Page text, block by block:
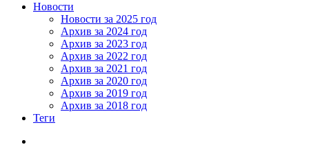
Новости
Новости за 2025 год
Архив за 2024 год
Архив за 2023 год
Архив за 2022 год
Архив за 2021 год
Архив за 2020 год
Архив за 2019 год
Архив за 2018 год
Теги